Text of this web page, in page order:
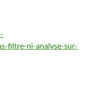
filtre-ni-analyse-sur-